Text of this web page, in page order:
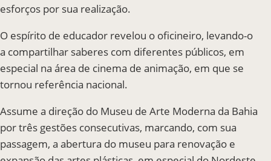
esforços por sua realização.
O espírito de educador revelou o oficineiro, levando-o
a compartilhar saberes com diferentes públicos, em
especial na área de cinema de animação, em que se
tornou referência nacional.
Assume a direção do Museu de Arte Moderna da Bahia
por três gestões consecutivas, marcando, com sua
passagem, a abertura do museu para renovação e